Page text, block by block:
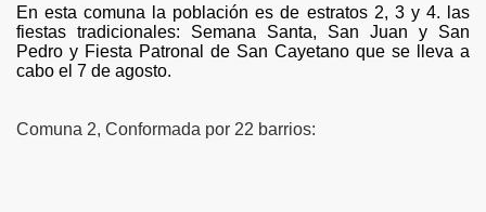
En esta comuna la población es de estratos 2, 3 y 4. las
fiestas tradicionales: Semana Santa, San Juan y San
Pedro y Fiesta Patronal de San Cayetano que se lleva a
cabo el 7 de agosto.
Comuna 2, Conformada por 22 barrios: